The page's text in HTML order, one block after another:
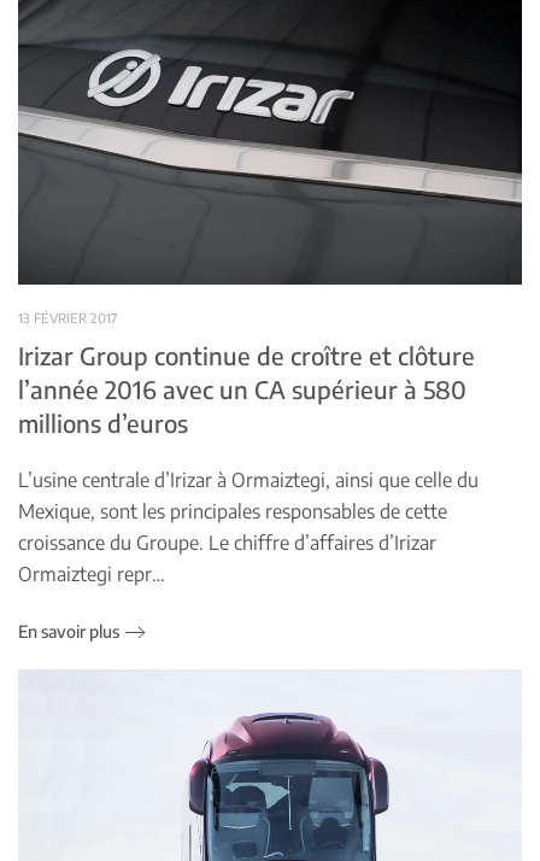
13 FÉVRIER 2017
Irizar Group continue de croître et clôture
l’année 2016 avec un CA supérieur à 580
millions d’euros
L’usine centrale d’Irizar à Ormaiztegi, ainsi que celle du
Mexique, sont les principales responsables de cette
croissance du Groupe. Le chiffre d’affaires d’Irizar
Ormaiztegi repr…
En savoir plus